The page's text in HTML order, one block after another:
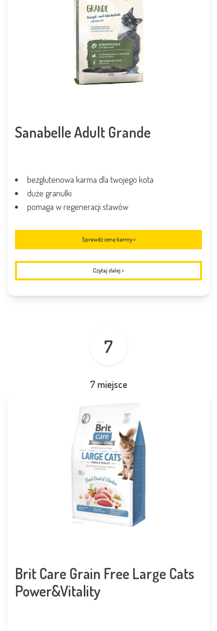
Sanabelle Adult Grande
bezglutenowa karma dla twojego kota
duże granulki
pomaga w regeneracji stawów
Sprawdź cenę karmy >
Czytaj dalej >
7
7 miejsce
Brit Care Grain Free Large Cats
Power&Vitality